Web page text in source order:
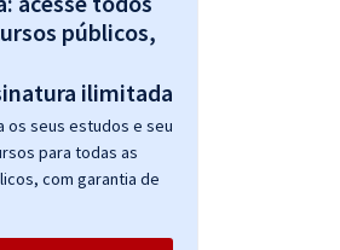
públicos,
os seus estudos e seu
para todas as
com garantia de